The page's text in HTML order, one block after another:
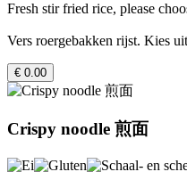
Fresh stir fried rice, please
Vers roergebakken rijst. Kies
€ 0.00
Crispy noodle 煎面